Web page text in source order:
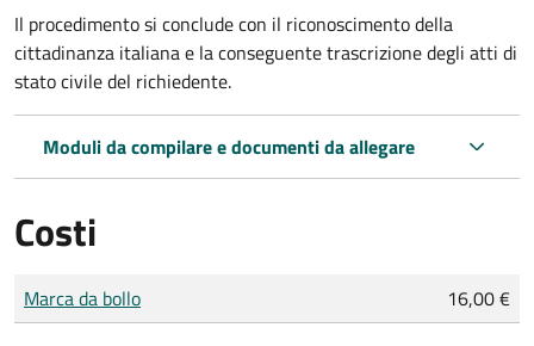
Il procedimento si conclude con il riconoscimento della
cittadinanza italiana e la conseguente trascrizione degli atti di
stato civile del richiedente.
Moduli da compilare e documenti da allegare
Costi
Tipo di pagamento
Importo
Marca da bollo 16,00 €